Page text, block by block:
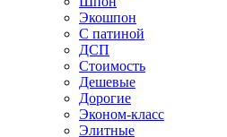
Экошпон
С патиной
ДСП
Стоимость
Дешевые
Дорогие
Эконом-класс
Элитные